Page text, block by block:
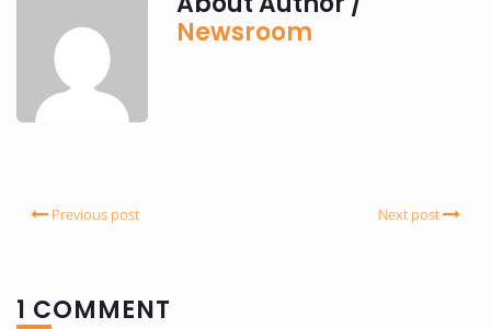
Newsroom
Previous post Next post
1 COMMENT